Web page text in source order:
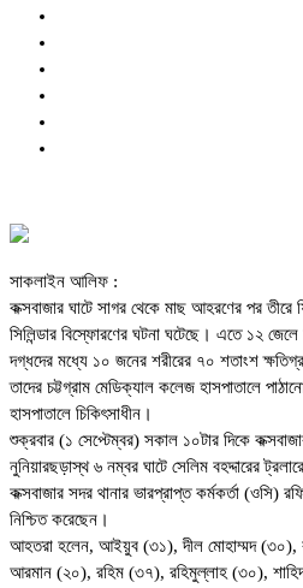
সাকলাইন আলিফ :
কক্সবাজার ঘাটে সাগর থেকে মাছ আহরণের পর
সিলিন্ডার বিস্ফোরণের ঘটনা ঘটেছে। এতে ১২
দগ্ধদের মধ্যে ১০ জনের শরীরের ৭০ শতাংশ
তাদের চট্টগ্রাম মেডিক্যাল কলেজ হাসপাতালে
হাসপাতালে চিকিৎসাধীন।
শুক্রবার (১ সেপ্টেম্বর) সকাল ১০টার দিকে
নুনিয়ারছড়াস্থ ৬ নম্বর ঘাটে সেলিম বহদ্দারের
কক্সবাজার সদর থানার ভারপ্রাপ্ত কর্মকর্তা (ওসি)
নিশ্চিত করেছেন।
আহতরা হলেন, আইয়ুব (৩১), দীল মোহাম্মদ
আরমান (২০), রহিম (৩৭), রহিমুল্লাহ (৩০),